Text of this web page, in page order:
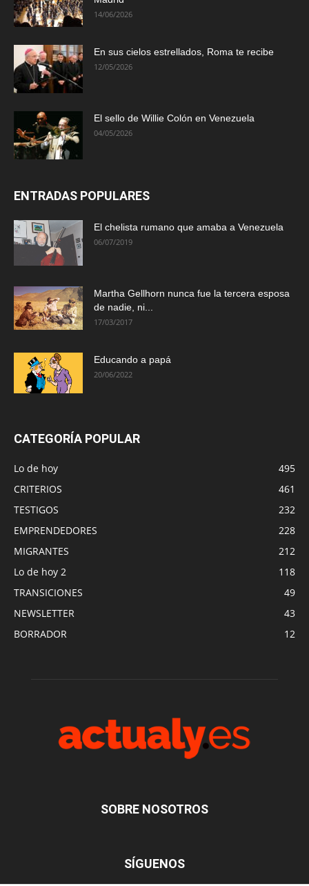
14/06/2026
En sus cielos estrellados, Roma te recibe
12/05/2026
El sello de Willie Colón en Venezuela
04/05/2026
ENTRADAS POPULARES
El chelista rumano que amaba a Venezuela
06/07/2019
Martha Gellhorn nunca fue la tercera esposa
de nadie, ni...
17/03/2017
Educando a papá
20/06/2022
CATEGORÍA POPULAR
Lo de hoy
495
CRITERIOS
461
TESTIGOS
232
EMPRENDEDORES
228
MIGRANTES
212
Lo de hoy 2
118
TRANSICIONES
49
NEWSLETTER
43
BORRADOR
12
SOBRE NOSOTROS
SÍGUENOS